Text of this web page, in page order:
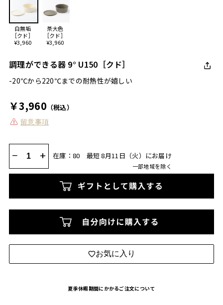
白無垢
［クド］
¥3,960
茶大色
［クド］
¥3,960
調理ができる器 9° U150［クド］
-20℃から220℃までの耐熱性が嬉しい
￥3,960 （税込）
留意事項
− + 在庫：80 最短 8月11日（火）にお届け
一部地域を除く
お気に入り
夏季休暇期間にかかるご注文について